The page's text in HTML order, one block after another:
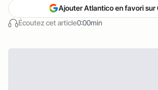
Écoutez cet article0:00min
Ajouter Atlantico en favori sur